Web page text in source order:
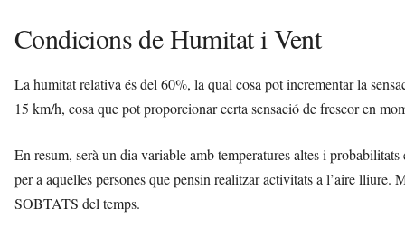
Condicions de Humitat i Vent
La humitat relativa és del 60%, la qual cosa pot incrementar la
15 km/h, cosa que pot proporcionar certa sensació de frescor en
En resum, serà un dia variable amb temperatures altes i
per a aquelles persones que pensin realitzar activitats a l’aire
SOBTATS del temps.